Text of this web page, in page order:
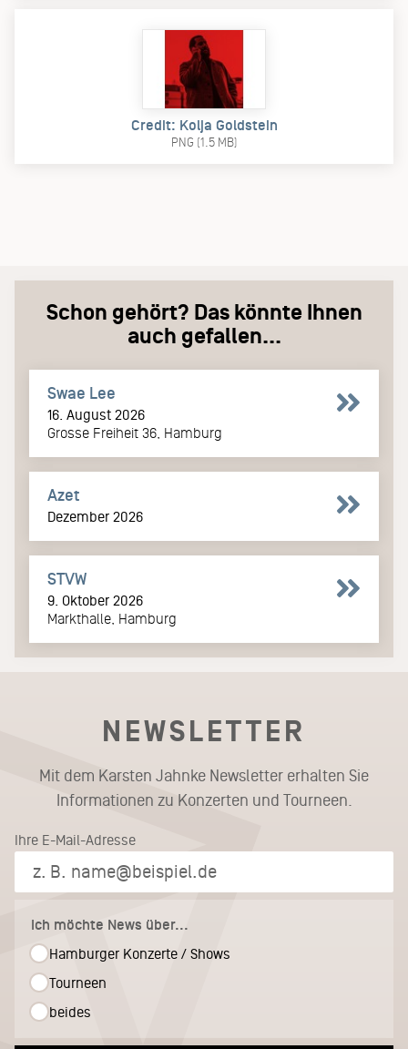
Credit: Kolja Goldstein
PNG (1.5 MB)
Schon gehört? Das könnte Ihnen
auch gefallen...
Swae Lee
16. August 2026
Grosse Freiheit 36, Hamburg
Azet
Dezember 2026
STVW
9. Oktober 2026
Markthalle, Hamburg
NEWSLETTER
Mit dem Karsten Jahnke Newsletter erhalten Sie
Informationen zu Konzerten und Tourneen.
Ihre E-Mail-Adresse
Ich möchte News über...
Hamburger Konzerte / Shows
Tourneen
beides